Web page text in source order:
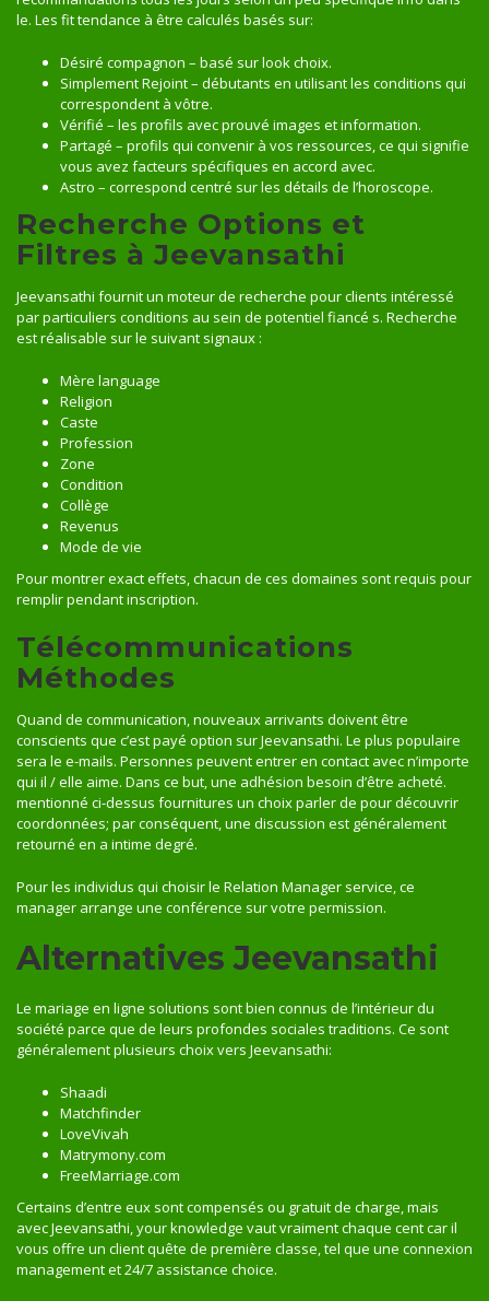
le. Les fit tendance à être calculés basés sur:
Désiré compagnon – basé sur look choix.
Simplement Rejoint – débutants en utilisant les conditions qui
correspondent à vôtre.
Vérifié – les profils avec prouvé images et information.
Partagé – profils qui convenir à vos ressources, ce qui signifie
vous avez facteurs spécifiques en accord avec.
Astro – correspond centré sur les détails de l’horoscope.
Recherche Options et
Filtres à Jeevansathi
Jeevansathi fournit un moteur de recherche pour clients intéressé
par particuliers conditions au sein de potentiel fiancé s. Recherche
est réalisable sur le suivant signaux :
Mère language
Religion
Caste
Profession
Zone
Condition
Collège
Revenus
Mode de vie
Pour montrer exact effets, chacun de ces domaines sont requis pour
remplir pendant inscription.
Télécommunications
Méthodes
Quand de communication, nouveaux arrivants doivent être
conscients que c’est payé option sur Jeevansathi. Le plus populaire
sera le e-mails. Personnes peuvent entrer en contact avec n’importe
qui il / elle aime. Dans ce but, une adhésion besoin d’être acheté.
mentionné ci-dessus fournitures un choix parler de pour découvrir
coordonnées; par conséquent, une discussion est généralement
retourné en a intime degré.
Pour les individus qui choisir le Relation Manager service, ce
manager arrange une conférence sur votre permission.
Alternatives Jeevansathi
Le mariage en ligne solutions sont bien connus de l’intérieur du
société parce que de leurs profondes sociales traditions. Ce sont
généralement plusieurs choix vers Jeevansathi:
Shaadi
Matchfinder
LoveVivah
Matrymony.com
FreeMarriage.com
Certains d’entre eux sont compensés ou gratuit de charge, mais
avec Jeevansathi, your knowledge vaut vraiment chaque cent car il
vous offre un client quête de première classe, tel que une connexion
management et 24/7 assistance choice.